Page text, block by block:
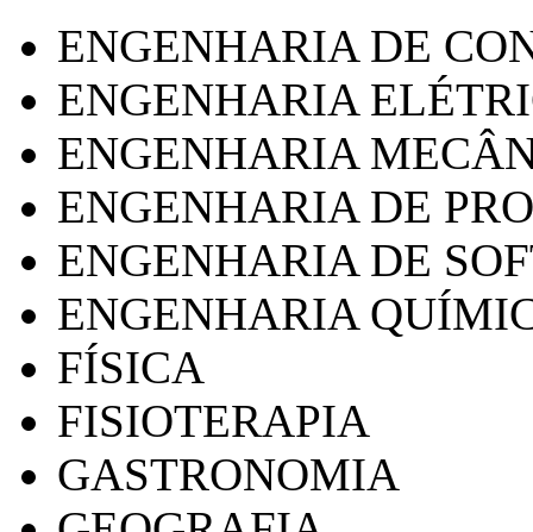
ENGENHARIA DE
ENGENHARIA
ENGENHARIA
ENGENHARIA DE
ENGENHARIA DE
ENGENHARIA
FÍSICA
FISIOTERAPIA
GASTRONOMIA